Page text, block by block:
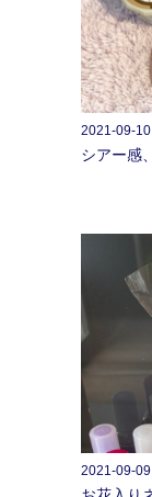
2021-09-10
シアー感
2021-09-09